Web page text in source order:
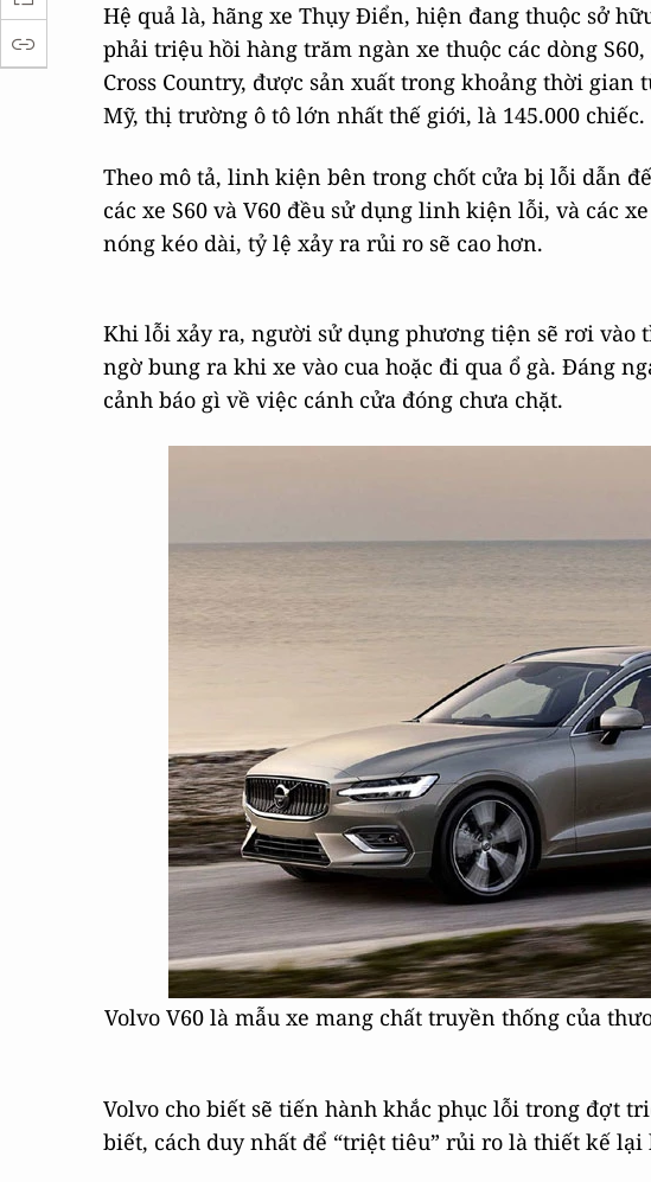
Hệ quả là, hãng xe Thụy Điển, hiện đang thuộc sở
phải triệu hồi hàng trăm ngàn xe thuộc các dòng S60,
Cross Country, được sản xuất trong khoảng thời
Mỹ, thị trường ô tô lớn nhất thế giới, là 145.000 chiếc.
Theo mô tả, linh kiện bên trong chốt cửa bị lỗi dẫn
các xe S60 và V60 đều sử dụng linh kiện lỗi, và các
nóng kéo dài, tỷ lệ xảy ra rủi ro sẽ cao hơn.
Khi lỗi xảy ra, người sử dụng phương tiện sẽ rơi vào
ngờ bung ra khi xe vào cua hoặc đi qua ổ gà. Đáng
cảnh báo gì về việc cánh cửa đóng chưa chặt.
Volvo V60 là mẫu xe mang chất truyền thống của
Volvo cho biết sẽ tiến hành khắc phục lỗi trong đợt
biết, cách duy nhất để “triệt tiêu” rủi ro là thiết kế lại